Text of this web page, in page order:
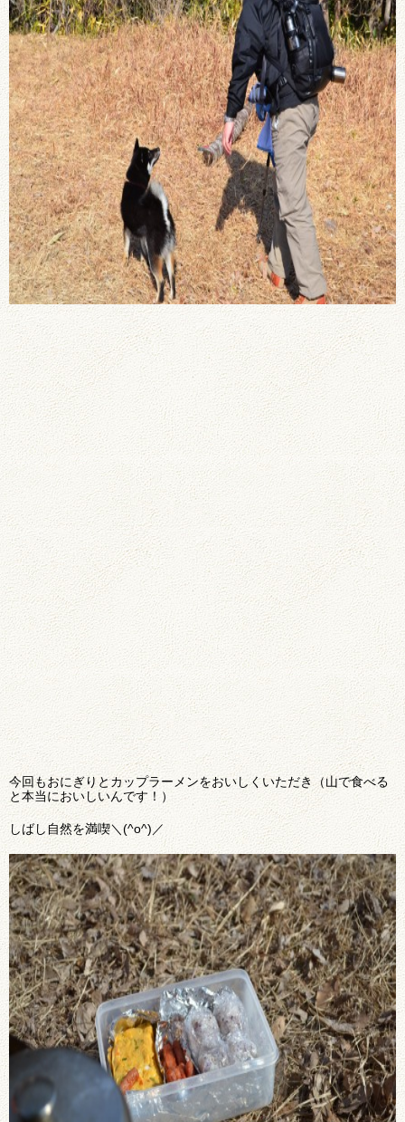
今回もおにぎりとカップラーメンをおいしくいただき（山で食べる
と本当においしいんです！）
しばし自然を満喫＼(^o^)／